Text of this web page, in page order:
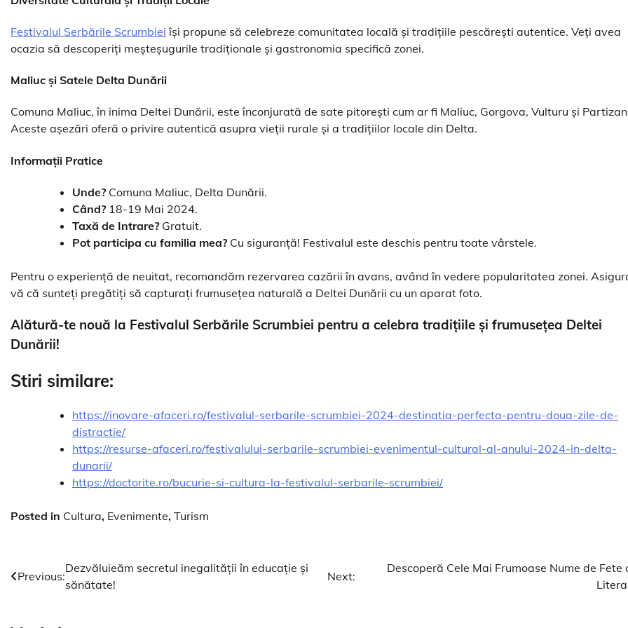
Festivalul Serbările Scrumbiei își propune să celebreze comunitatea locală și tradițiile pescărești autentice. Veți avea
ocazia să descoperiți meșteșugurile tradiționale și gastronomia specifică zonei.
Maliuc și Satele Delta Dunării
Comuna Maliuc, în inima Deltei Dunării, este înconjurată de sate pitorești cum ar fi Maliuc, Gorgova, Vulturu și
Aceste așezări oferă o privire autentică asupra vieții rurale și a tradițiilor locale din Delta.
Informații Pratice
Unde?Comuna Maliuc, Delta Dunării.
Când?18-19 Mai 2024.
Taxă de Intrare?Gratuit.
Pot participa cu familia mea?Cu siguranță! Festivalul este deschis pentru toate vârstele.
Pentru o experiență de neuitat, recomandăm rezervarea cazării în avans, având în vedere popularitatea zonei.
vă că sunteți pregătiți să capturați frumusețea naturală a Deltei Dunării cu un aparat foto.
Alătură-te nouă la Festivalul Serbările Scrumbiei pentru a celebra tradițiile și frumusețea Deltei
Dunării!
Stiri similare:
https://inovare-afaceri.ro/festivalul-serbarile-scrumbiei-2024-destinatia-perfecta-pentru-doua-zile-de-
distractie/
https://resurse-afaceri.ro/festivalului-serbarile-scrumbiei-evenimentul-cultural-al-anului-2024-in-delta-
dunarii/
https://doctorite.ro/bucurie-si-cultura-la-festivalul-serbarile-scrumbiei/
Posted in Cultura, Evenimente, Turism
Navigare
articole
Previous:
Dezvăluieăm secretul inegalității în educație și
sănătate!
Next:
Descoperă Cele Mai Frumoase Nume de Fete